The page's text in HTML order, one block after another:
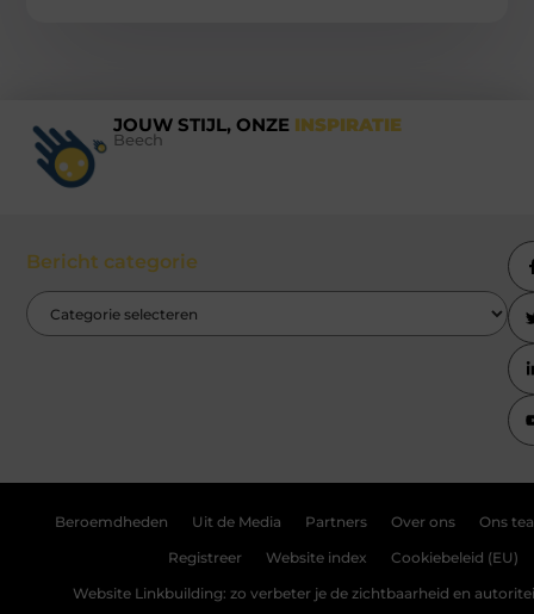
JOUW STIJL, ONZE INSPIRATIE
Beech
Bericht categorie
Beroemdheden Uit de Media Partners Over ons Ons
Registreer Website index Cookiebeleid (EU)
Website Linkbuilding: zo verbeter je de zichtbaarheid en